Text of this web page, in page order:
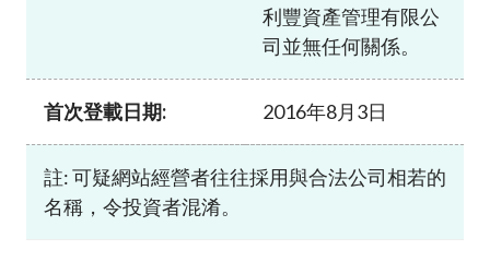
利豐資產管理有限公
司並無任何關係。
首次登載日期: 2016年8月3日
註: 可疑網站經營者往往採用與合法公司相若的
名稱，令投資者混淆。